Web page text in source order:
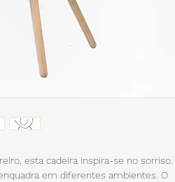
esta cadeira inspira-se no sorriso.
em diferentes ambientes. O